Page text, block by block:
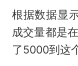
根据数据显
成交量都是
了5000到这